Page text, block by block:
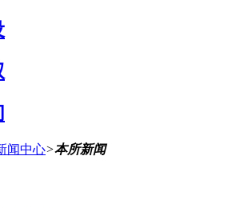
闻中心>本所新闻